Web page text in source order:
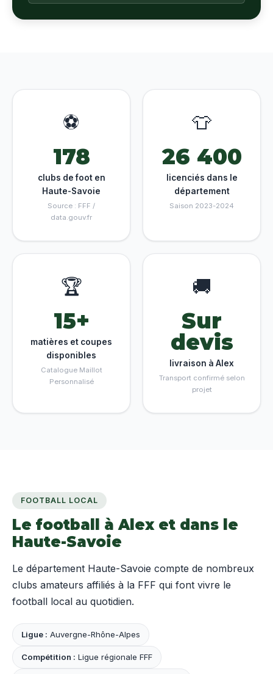
⚽
178
clubs de foot en
Haute-Savoie
Source : FFF /
data.gouv.fr
👕
26 400
licenciés dans le
département
Saison 2023-2024
🏆
15+
matières et coupes
disponibles
Catalogue Maillot
Personnalisé
🚚
Sur
devis
livraison à Alex
Transport confirmé selon
projet
FOOTBALL LOCAL
Le football à Alex et dans le
Haute-Savoie
Le département Haute-Savoie compte de nombreux
clubs amateurs affiliés à la FFF qui font vivre le
football local au quotidien.
Ligue : Auvergne-Rhône-Alpes
Compétition : Ligue régionale FFF